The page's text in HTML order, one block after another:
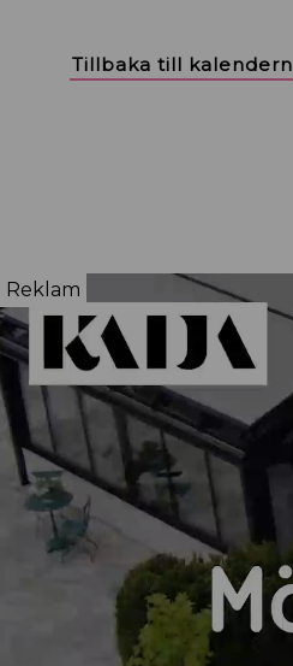
Tillbaka till kalendern
Reklam